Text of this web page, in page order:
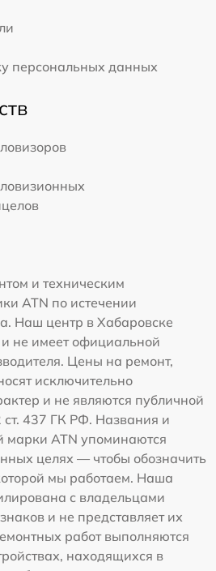
персональных данных
и техническим
ATN по истечении
Наш центр в Хабаровске
не имеет официальной
Цены на ремонт,
исключительно
и не являются публичной
ст. 437 ГК РФ. Названия и
марки ATN упоминаются
целях — чтобы обозначить
мы работаем. Наша
с владельцами
и не представляет их
работ выполняются
находящихся в